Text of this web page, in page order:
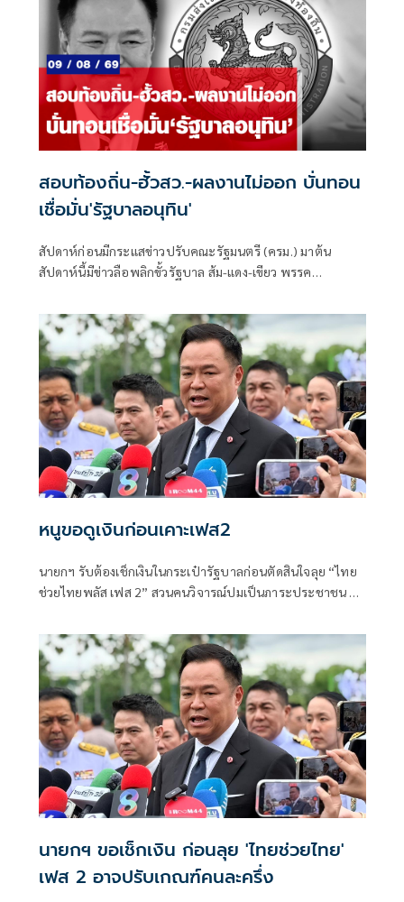
สอบท้องถิ่น-ฮั้วสว.-ผลงานไม่ออก บั่นทอน
เชื่อมั่น'รัฐบาลอนุทิน'
สัปดาห์ก่อนมีกระแสข่าวปรับคณะรัฐมนตรี (ครม.) มาต้น
สัปดาห์นี้มีข่าวลือพลิกขั้วรัฐบาล ส้ม-แดง-เขียว พรรค
หนูขอดูเงินก่อนเคาะเฟส2
นายกฯ รับต้องเช็กเงินในกระเป๋ารัฐบาลก่อนตัดสินใจลุย “ไทย
ช่วยไทยพลัส เฟส 2” สวนคนวิจารณ์ปมเป็นภาระประชาชน ชี้
ไทยพลัสหรือไม่
นายกฯ ขอเช็กเงิน ก่อนลุย 'ไทยช่วยไทย'
เฟส 2 อาจปรับเกณฑ์คนละครึ่ง